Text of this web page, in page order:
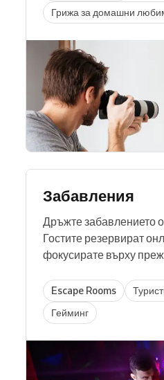
Грижа за домашни
Забавления
Дръжте забавлението
Гостите резервират
фокусирате върху
Escape Rooms
Гейминг